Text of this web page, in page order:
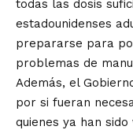
todas las dosis
estadounidenses
prepararse para
problemas de
Además, el
por si fueran
quienes ya han